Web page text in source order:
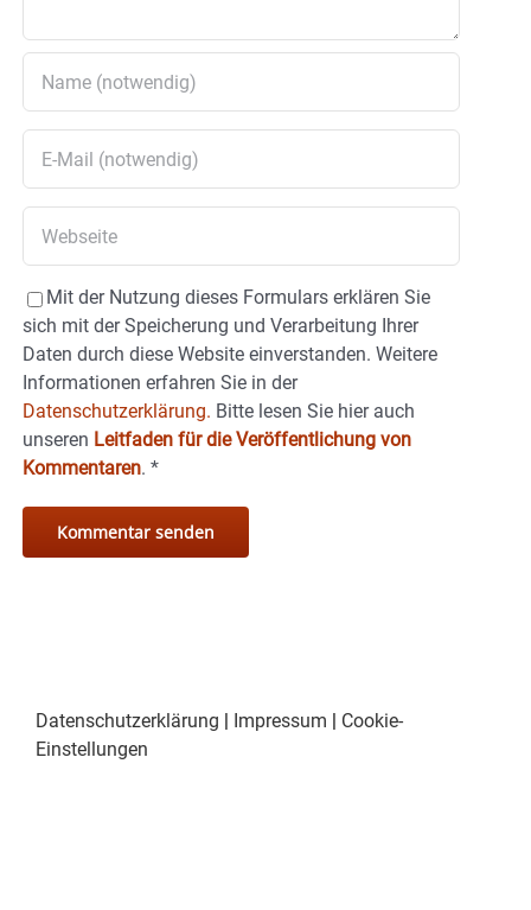
Mit der Nutzung dieses Formulars erklären Sie
sich mit der Speicherung und Verarbeitung Ihrer
Daten durch diese Website einverstanden. Weitere
Informationen erfahren Sie in der
Datenschutzerklärung. Bitte lesen Sie hier auch
unseren Leitfaden für die Veröffentlichung von
Kommentaren. *
Datenschutzerklärung Impressum
Cookie-
Einstellungen